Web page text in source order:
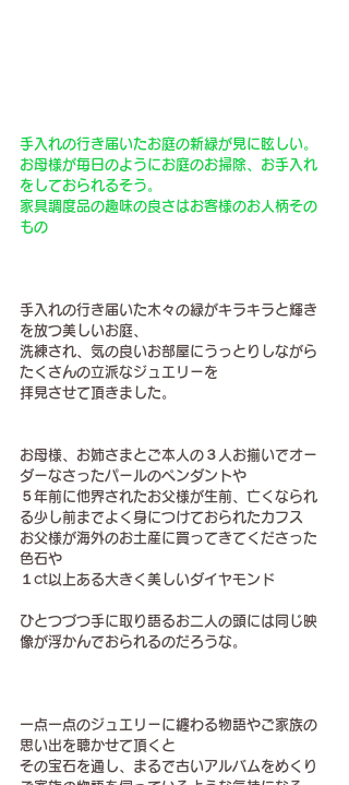
手入れの行き届いたお庭の新緑が見に眩しい。
お母様が毎日のようにお庭のお掃除、お手入れ
をしておられるそう。
家具調度品の趣味の良さはお客様のお人柄その
もの
手入れの行き届いた木々の緑がキラキラと輝き
を放つ美しいお庭、
洗練され、気の良いお部屋にうっとりしながら
たくさんの立派なジュエリーを
拝見させて頂きました。
お母様、お姉さまとご本人の３人お揃いでオー
ダーなさったパールのペンダントや
５年前に他界されたお父様が生前、亡くなられ
る少し前までよく身につけておられたカフス
お父様が海外のお土産に買ってきてくださった
色石や
１ct以上ある大きく美しいダイヤモンド
ひとつづつ手に取り語るお二人の頭には同じ映
像が浮かんでおられるのだろうな。
一点一点のジュエリーに纏わる物語やご家族の
思い出を聴かせて頂くと
その宝石を通し、まるで古いアルバムをめくり